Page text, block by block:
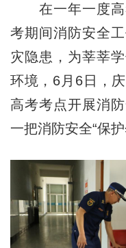
在一年一度高
考期间消防安全
灾隐患，为莘莘
环境，6月6日，
高考考点开展消
一把消防安全“保护